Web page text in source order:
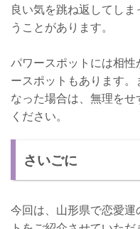
良い気を跳ね返してし
うことがあります。
パワースポットには相
ースポットもあります
なった場合は、無理を
ください。
さいごに
今回は、山形県で恋愛